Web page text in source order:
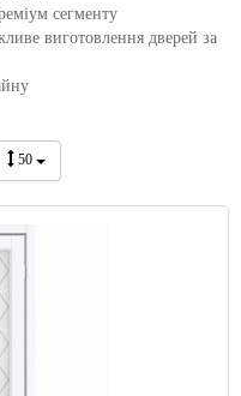
сегменту
виготовлення дверей за
50